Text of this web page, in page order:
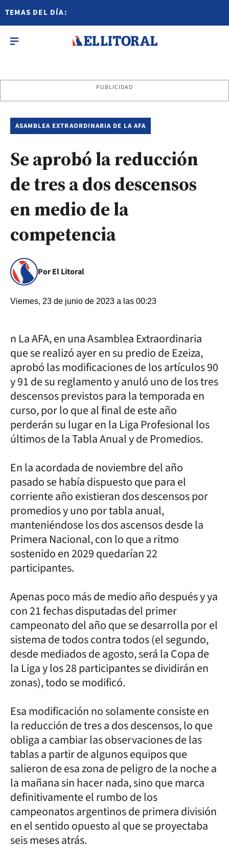
TEMAS DEL DÍA:
PUBLICIDAD
ASAMBLEA EXTRAORDINARIA DE LA AFA
Se aprobó la reducción
de tres a dos descensos
en medio de la
competencia
Por El Litoral
Viernes, 23 de junio de 2023 a las 00:23
n La AFA, en una Asamblea Extraordinaria
que se realizó ayer en su predio de Ezeiza,
aprobó las modificaciones de los artículos 90
y 91 de su reglamento y anuló uno de los tres
descensos previstos para la temporada en
curso, por lo que al final de este año
perderán su lugar en la Liga Profesional los
últimos de la Tabla Anual y de Promedios.
En la acordada de noviembre del año
pasado se había dispuesto que para el
corriente año existieran dos descensos por
promedios y uno por tabla anual,
manteniéndose los dos ascensos desde la
Primera Nacional, con lo que a ritmo
sostenido en 2029 quedarían 22
participantes.
Apenas poco más de medio año después y ya
con 21 fechas disputadas del primer
campeonato del año que se desarrolla por el
sistema de todos contra todos (el segundo,
desde mediados de agosto, será la Copa de
la Liga y los 28 participantes se dividirán en
zonas), todo se modificó.
Esa modificación no solamente consiste en
la reducción de tres a dos descensos, lo que
obliga a cambiar las observaciones de las
tablas a partir de algunos equipos que
salieron de esa zona de peligro de la noche a
la mañana sin hacer nada, sino que marca
definitivamente el rumbo de los
campeonatos argentinos de primera división
en el sentido opuesto al que se proyectaba
seis meses atrás.